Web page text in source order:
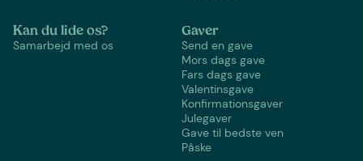
Kan du lide os?
Samarbejd med os
Gaver
Send en gave
Mors dags gave
Fars dags gave
Valentinsgave
Konfirmationsgaver
Julegaver
Gave til bedste ven
Påske